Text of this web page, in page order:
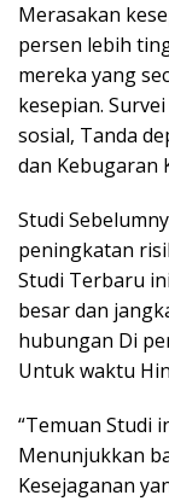
Merasakan
persen lebih
mereka yang
kesepian.
sosial, Tanda
dan Kebugaran
Studi
peningkatan
Studi Terbaru
besar dan
hubungan Di
Untuk waktu
“Temuan Studi
Menunjukkan
Kesejaganan